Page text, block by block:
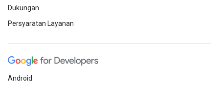
Dukungan
Persyaratan Layanan
Android